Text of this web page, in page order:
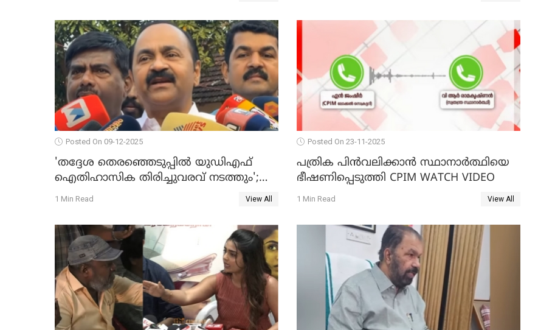
Posted On 09-12-2025
'തദ്ദേശ തെരഞ്ഞെടുപ്പില്‍ യുഡിഎഫ്
ഐതിഹാസിക തിരിച്ചുവരവ് നടത്തും';
വിഡി സതീശന്‍ WATCH VIDEO
1 Min Read View All
Posted On 23-11-2025
പത്രിക പിന്‍വലിക്കാന്‍ സ്ഥാനാര്‍ത്ഥിയെ
ഭീഷണിപ്പെടുത്തി CPIM WATCH VIDEO
1 Min Read View All